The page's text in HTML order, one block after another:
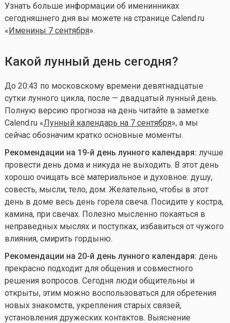
Узнать больше информации об именинниках
сегодняшнего дня вы можете на странице Calend.ru
«Именины 7 сентября».
Какой лунный день сегодня?
До 20:43 по московскому времени девятнадцатые
сутки лунного цикла, после — двадцатый лунный день.
Полную версию прогноза на день читайте в заметке
Calend.ru «Лунный календарь на 7 сентября», а мы
сейчас обозначим кратко основные моменты.
Рекомендации на 19-й день лунного календаря: лучше
провести день дома и никуда не выходить. В этот день
хорошо очищать всё материальное и духовное: душу,
совесть, мысли, тело, дом. Желательно, чтобы в этот
день в доме весь день горела свеча. Посидите у костра,
камина, при свечах. Полезно мысленно покаяться в
неправедных мыслях и поступках, избавиться от чужого
влияния, смирить гордыню.
Рекомендации на 20-й день лунного календаря: день
прекрасно подходит для общения и совместного
решения вопросов. Сегодня люди общительны и
открыты, этим можно воспользоваться для обретения
новых знакомств, укрепления старых связей,
установления дружеских контактов. Выяснение